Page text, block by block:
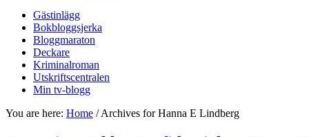
Gästinlägg
Bokbloggsjerka
Bloggmaraton
Deckare
Kriminalroman
Utskriftscentralen
Min tv-blogg
You are here: Home /Archives for Hanna E Lindberg